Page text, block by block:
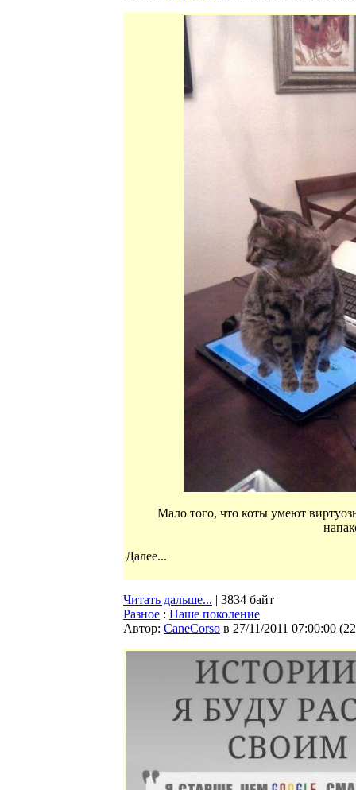
Мало того, что коты умеют
Далее...
Читать дальше... | 3834 байт
Разное : Наше поколение
Автор: CaneCorso в 27/11/2011 07:00:00 (